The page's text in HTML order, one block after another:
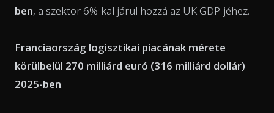
ben, a szektor 6%-kal járul hozzá az UK GDP-jéhez.
Franciaország logisztikai piacának mérete
körülbelül 270 milliárd euró (316 milliárd dollár)
2025-ben.